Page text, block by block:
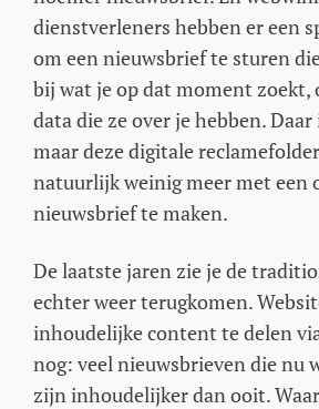
dienstverleners hebben er een
om een nieuwsbrief te sturen
bij wat je op dat moment zoekt,
data die ze over je hebben.
maar deze digitale
natuurlijk weinig meer met een
nieuwsbrief te maken.
De laatste jaren zie je de
echter weer terugkomen.
inhoudelijke content te delen
nog: veel nieuwsbrieven die nu
zijn inhoudelijker dan ooit.